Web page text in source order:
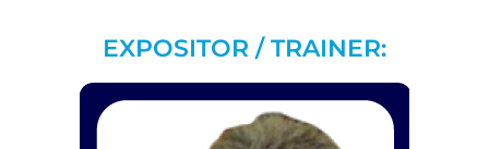
EXPOSITOR / TRAINER: